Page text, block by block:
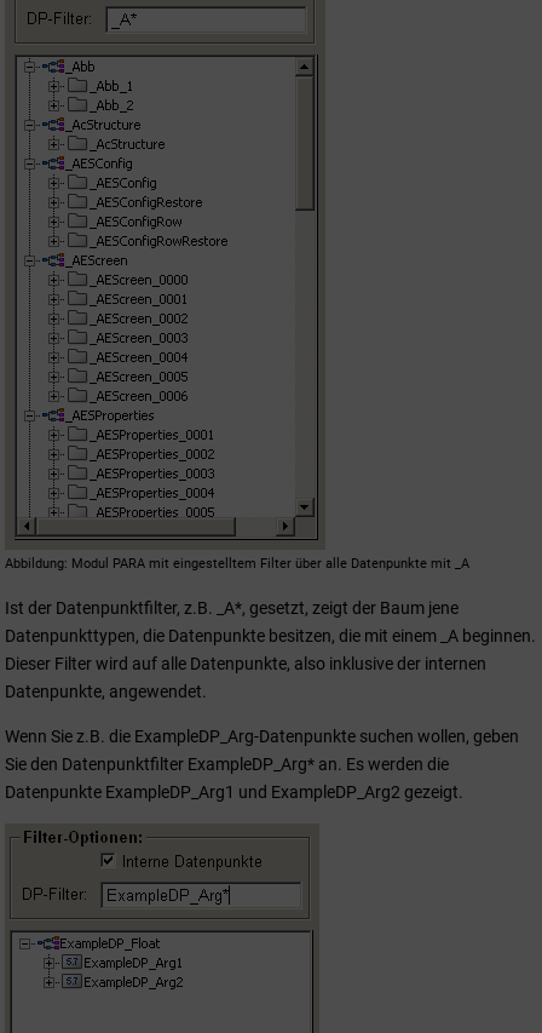
Abbildung Modul PARA mit eingestelltem Filter über alle Datenpunkte mit _A
Ist der Datenpunktfilter, z.B. _A*, gesetzt, zeigt der Baum jene
Datenpunkttypen, die Datenpunkte besitzen, die mit einem _A beginnen.
Dieser Filter wird auf alle Datenpunkte, also inklusive der internen
Datenpunkte, angewendet.
Wenn Sie z.B. die ExampleDP_Arg-Datenpunkte suchen wollen, geben
Sie den Datenpunktfilter ExampleDP_Arg* an. Es werden die
Datenpunkte ExampleDP_Arg1 und ExampleDP_Arg2 gezeigt.